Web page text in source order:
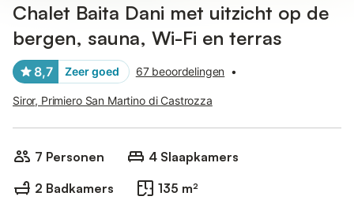
Chalet Baita Dani met uitzicht op de
bergen, sauna, Wi-Fi en terras
8,7 Zeer goed 67 beoordelingen •
Siror, Primiero San Martino di Castrozza
7 Personen
4 Slaapkamers
2 Badkamers
135 m²